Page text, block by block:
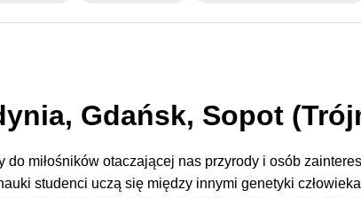
Gdańsk, Sopot
miłośników otaczającej nas przyrody i osób
studenci uczą się między innymi genetyki